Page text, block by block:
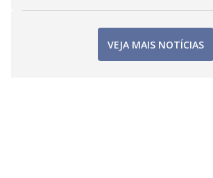
VEJA MAIS NOTÍCIAS